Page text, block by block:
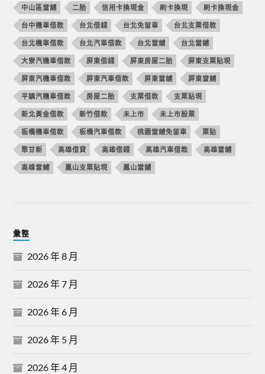
中山區當舖 二胎 信用卡換現金 刷卡換現 刷卡換現金
台中機車借款 台北借錢 台北免留車 台北支票借款
台北機車借款 台北汽車借款 台北當舖 台北當鋪
大寮汽機車借款 屏東借錢 屏東房屋二胎 屏東支票貼現
屏東汽機車借款 屏東汽車借款 屏東當舖 屏東當鋪
平鎮汽機車借款 房屋二胎 支票借款 支票貼現
新北黃金借款 新竹借款 未上市 未上市股票
板橋機車借款 板橋汽車借款 桃園當舖免留車 票貼
聚甘新 高雄借貸 高雄借錢 高雄汽車借款 高雄當舖
高雄當鋪 鳳山支票貼現 鳳山當舖
彙整
2026 年 8 月
2026 年 7 月
2026 年 6 月
2026 年 5 月
2026 年 4 月